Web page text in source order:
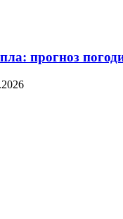
прогноз